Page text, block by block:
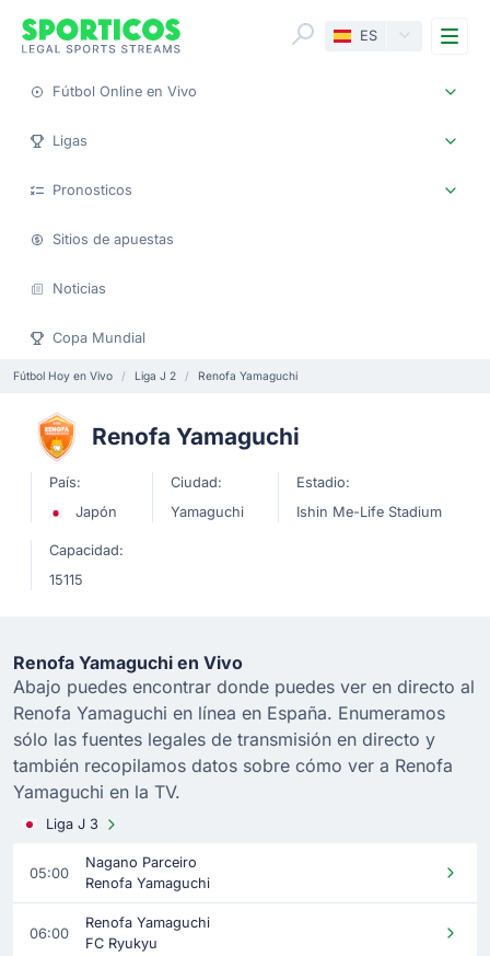
ES
Fútbol Online en Vivo
Ligas
Pronosticos
Sitios de apuestas
Noticias
Copa Mundial
Fútbol Hoy en Vivo Liga J 2 Renofa Yamaguchi
Renofa Yamaguchi
País:
Japón
Ciudad:
Yamaguchi
Estadio:
Ishin Me-Life Stadium
Capacidad:
15115
Renofa Yamaguchi en Vivo
Abajo puedes encontrar donde puedes ver en directo al
Renofa Yamaguchi en línea en España. Enumeramos
sólo las fuentes legales de transmisión en directo y
también recopilamos datos sobre cómo ver a Renofa
Yamaguchi en la TV.
Liga J 3
05:00
Nagano Parceiro
Renofa Yamaguchi
06:00
Renofa Yamaguchi
FC Ryukyu